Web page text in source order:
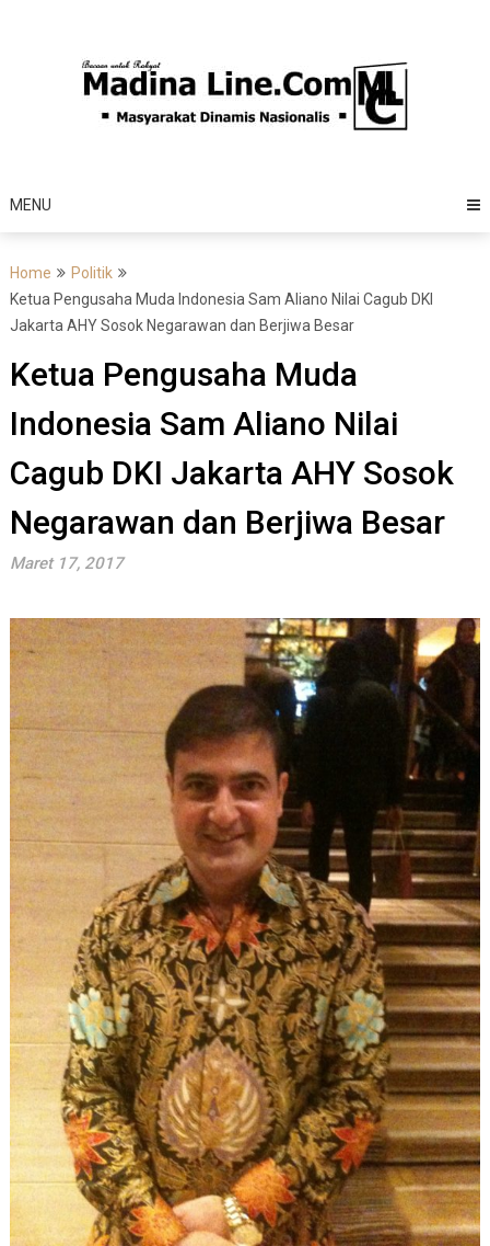
MENU
Home
Politik
Ketua Pengusaha Muda Indonesia Sam Aliano Nilai Cagub DKI
Jakarta AHY Sosok Negarawan dan Berjiwa Besar
Ketua Pengusaha Muda
Indonesia Sam Aliano Nilai
Cagub DKI Jakarta AHY Sosok
Negarawan dan Berjiwa Besar
Maret 17, 2017